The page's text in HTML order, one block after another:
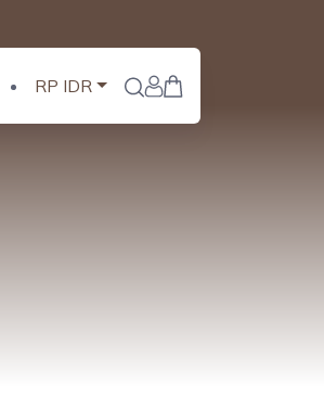
RP IDR